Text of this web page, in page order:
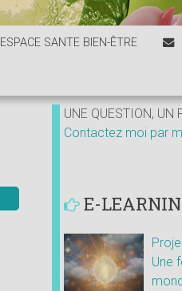
ESPACE SANTE BIEN-ÊTRE
UNE QUESTION, UN
Contactez moi par
E-
Une